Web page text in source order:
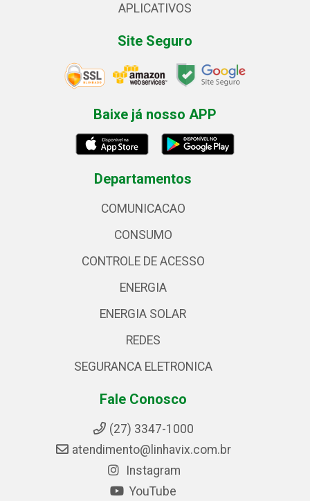
APLICATIVOS
Site Seguro
Baixe já nosso APP
Departamentos
COMUNICACAO
CONSUMO
CONTROLE DE ACESSO
ENERGIA
ENERGIA SOLAR
REDES
SEGURANCA ELETRONICA
Fale Conosco
(27) 3347-1000
atendimento@linhavix.com.br
Instagram
YouTube